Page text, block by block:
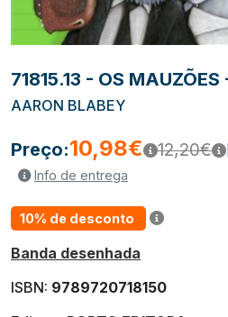
71815.13 - OS MAUZÕES
AARON BLABEY
Preço:10,98€ 12,20€
Info de entrega
10% de desconto
Banda desenhada
ISBN: 9789720718150